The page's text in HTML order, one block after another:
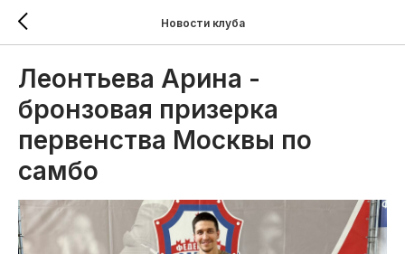
Новости клуба
Леонтьева Арина -
бронзовая призерка
первенства Москвы по
самбо